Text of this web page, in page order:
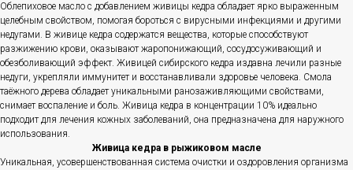
Облепиховое масло с добавлением живицы кедра обладает ярко выраженным
целебным свойством, помогая бороться с вирусными инфекциями и другими
недугами. В живице кедра содержатся вещества, которые способствуют
разжижению крови, оказывают жаропонижающий, сосудосуживающий и
обезболивающий эффект. Живицей сибирского кедра издавна лечили разные
недуги, укрепляли иммунитет и восстанавливали здоровье человека. Смола
таёжного дерева обладает уникальными ранозаживляющими свойствами,
снимает воспаление и боль. Живица кедра в концентрации 10% идеально
подходит для лечения кожных заболеваний, она предназначена для наружного
использования.
Живица кедра в рыжиковом масле
Уникальная, усовершенствованная система очистки и оздоровления организма